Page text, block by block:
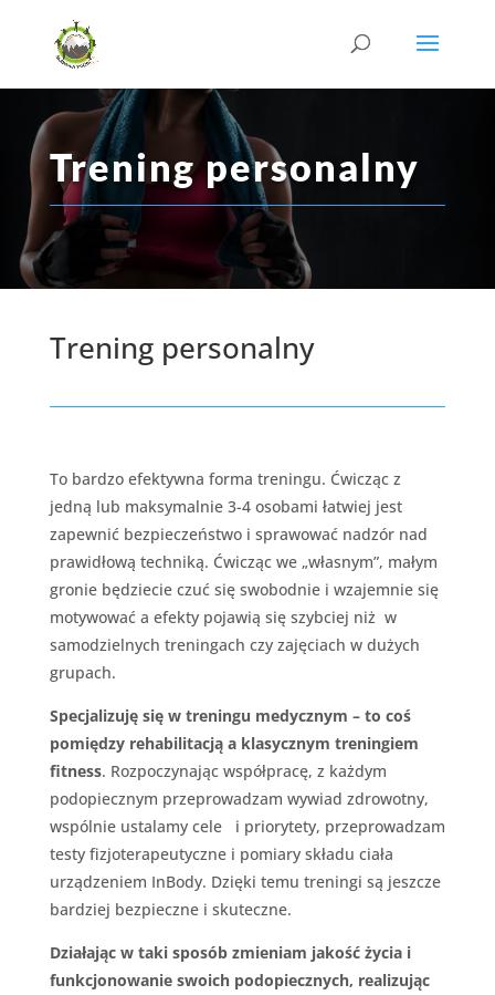
Trening personalny
Trening personalny
To bardzo efektywna forma treningu. Ćwicząc z
jedną lub maksymalnie 3-4 osobami łatwiej jest
zapewnić bezpieczeństwo i sprawować nadzór nad
prawidłową techniką. Ćwicząc we „własnym”, małym
gronie będziecie czuć się swobodnie i wzajemnie się
motywować a efekty pojawią się szybciej niż w
samodzielnych treningach czy zajęciach w dużych
grupach.
Specjalizuję się w treningu medycznym – to coś
pomiędzy rehabilitacją a klasycznym treningiem
fitness. Rozpoczynając współpracę, z każdym
podopiecznym przeprowadzam wywiad zdrowotny,
wspólnie ustalamy cele i priorytety, przeprowadzam
testy fizjoterapeutyczne i pomiary składu ciała
urządzeniem InBody. Dzięki temu treningi są jeszcze
bardziej bezpieczne i skuteczne.
Działając w taki sposób zmieniam jakość życia i
funkcjonowanie swoich podopiecznych, realizując